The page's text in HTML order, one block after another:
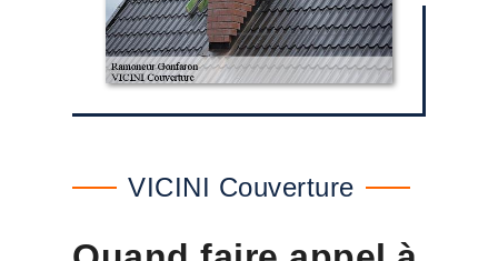
VICINI Couverture